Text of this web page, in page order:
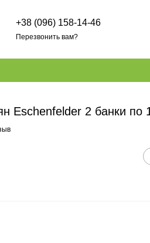
+38 (096) 158-14-46
Перезвонить вам?
Eschenfelder 2 банки по